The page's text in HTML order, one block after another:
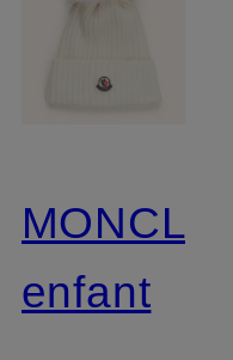
enfant